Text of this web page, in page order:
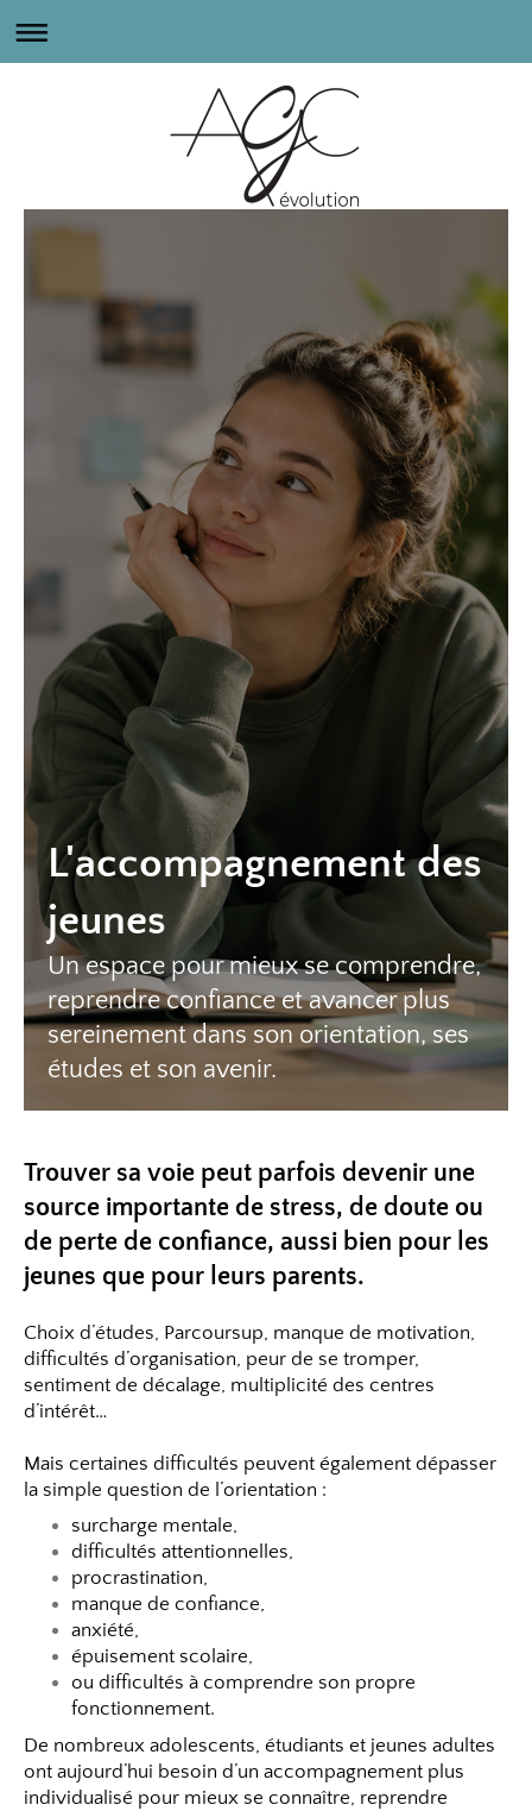
L'accompagnement des
jeunes
Un espace pour mieux se comprendre,
reprendre confiance et avancer plus
sereinement dans son orientation, ses
études et son avenir.
Trouver sa voie peut parfois devenir une
source importante de stress, de doute ou
de perte de confiance, aussi bien pour les
jeunes que pour leurs parents.
Choix d’études, Parcoursup, manque de motivation,
difficultés d’organisation, peur de se tromper,
sentiment de décalage, multiplicité des centres
d’intérêt…
Mais certaines difficultés peuvent également dépasser
la simple question de l’orientation :
surcharge mentale,
difficultés attentionnelles,
procrastination,
manque de confiance,
anxiété,
épuisement scolaire,
ou difficultés à comprendre son propre
fonctionnement.
De nombreux adolescents, étudiants et jeunes adultes
ont aujourd’hui besoin d’un accompagnement plus
individualisé pour mieux se connaître, reprendre